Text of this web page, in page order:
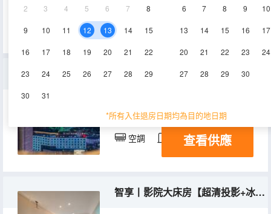
2 3 4 5 6 7 8
9 10 11 12 13 14 15
16 17 18 19 20 21 22
23 24 25 26 27 28 29
30 31
6 7 8 9 10
13 14 15 16 17
20 21 22 23 24
27 28 29 30
*所有入住退房日期均為目的地日期
43㎡ 18,20,23-24層
空調 淋浴 電視機
查看供應
智享丨影院大床房【超清投影+冰箱】